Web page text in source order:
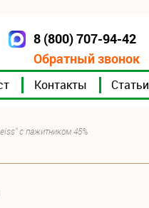
Контакты Статьи
8 (800) 707-94-42
Обратный звонок
с пажитником 45%